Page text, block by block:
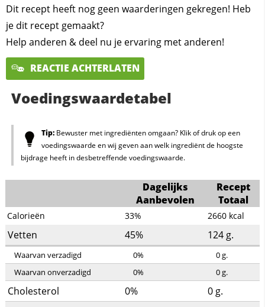
Dit recept heeft nog geen waarderingen gekregen! Heb
je dit recept gemaakt?
Help anderen & deel nu je ervaring met anderen!
REACTIE ACHTERLATEN
Voedingswaardetabel
Tip:Bewuster met ingrediënten omgaan? Klik of druk op een
voedingswaarde en wij geven aan welk ingrediënt de hoogste
bijdrage heeft in desbetreffende voedingswaarde.
Dagelijks
Aanbevolen
Recept
Totaal
Calorieën 33% 2660 kcal
Vetten 45% 124 g.
Waarvan verzadigd 0% 0g.
Waarvan onverzadigd
0% 0g.
Cholesterol 0% 0 g.